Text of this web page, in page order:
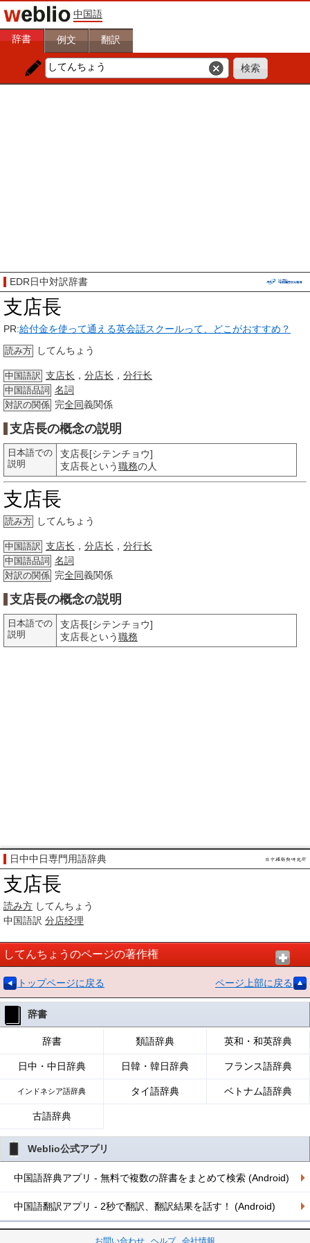
中国語
辞書 例文 翻訳
EDR日中対訳辞書
支店長
PR:給付金を使って通える英会話スクールって、どこがおすすめ？
読み方 してんちょう
中国語訳 支店长 ， 分店长 ， 分行长
中国語品詞 名詞
対訳の関係 完全同義関係
支店長の概念の説明
日本語での
説明
支店長[シテンチョウ]
支店長という職務の人
支店長
読み方 してんちょう
中国語訳 支店长 ， 分店长 ， 分行长
中国語品詞 名詞
対訳の関係 完全同義関係
支店長の概念の説明
日本語での
説明
支店長[シテンチョウ]
支店長という職務
日中中日専門用語辞典
支店長
読み方 してんちょう
中国語訳 分店经理
してんちょうのページの著作権
トップページに戻る ページ上部に戻る
辞書
辞書 類語辞典 英和・和英辞典
日中・中日辞典 日韓・韓日辞典 フランス語辞典
インドネシア語辞典 タイ語辞典 ベトナム語辞典
古語辞典
Weblio公式アプリ
中国語辞典アプリ - 無料で複数の辞書をまとめて検索 (Android)
中国語翻訳アプリ - 2秒で翻訳、翻訳結果を話す！ (Android)
お問い合わせ ヘルプ 会社情報